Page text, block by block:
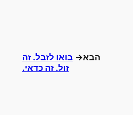
הבא→ בואו לזבל. זה
זול. זה כדאי.